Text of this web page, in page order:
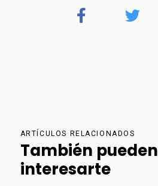
ARTÍCULOS RELACIONADOS
También pueden
interesarte